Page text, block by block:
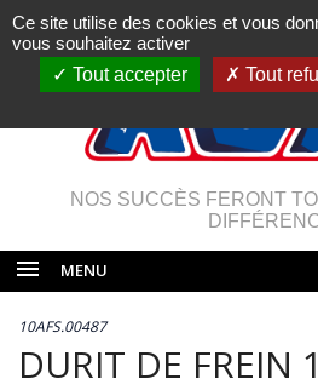
NOS SUCCÈS FERONT
MENU
10AFS.00487
DURIT DE FREIN
Ce site utilise des cookies et vous
vous souhaitez activer
Tout accepter
Tout